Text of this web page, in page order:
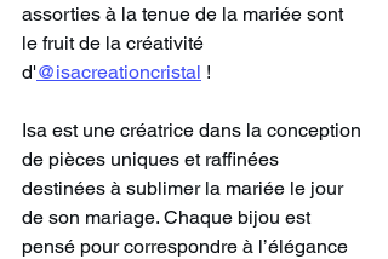
assorties à la tenue de la mariée sont
le fruit de la créativité
d'@isacreationcristal !
Isa est une créatrice dans la conception
de pièces uniques et raffinées
destinées à sublimer la mariée le jour
de son mariage. Chaque bijou est
pensé pour correspondre à l’élégance